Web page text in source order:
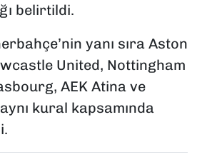
belirtildi.
yanı sıra Aston
United, Nottingham
AEK Atina ve
kural kapsamında